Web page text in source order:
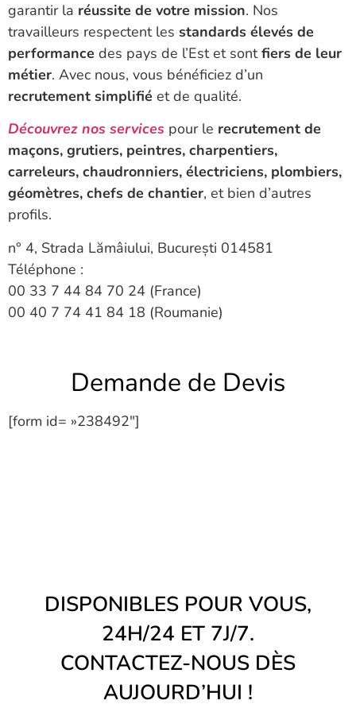
garantir la réussite de votre mission. Nos
travailleurs respectent les standards élevés de
performance des pays de l’Est et sontfiers de leur
métier. Avec nous, vous bénéficiez d’un
recrutement simplifié et de qualité.
Découvrez nos services pour le recrutement de
maçons, grutiers, peintres, charpentiers,
carreleurs, chaudronniers, électriciens, plombiers,
géomètres, chefs de chantier, et bien d’autres
profils.
n° 4, Strada Lămâiului, București 014581
Téléphone :
00 33 7 44 84 70 24 (France)
00 40 7 74 41 84 18 (Roumanie)
Demande de Devis
[form id= »238492″]
DISPONIBLES POUR VOUS,
24H/24 ET 7J/7.
CONTACTEZ-NOUS DÈS
AUJOURD’HUI !